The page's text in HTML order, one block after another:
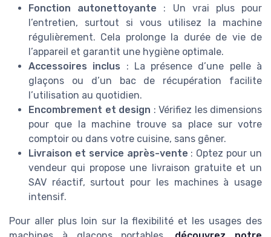
Fonction autonettoyante : Un vrai plus pour
l’entretien, surtout si vous utilisez la machine
régulièrement. Cela prolonge la durée de vie de
l’appareil et garantit une hygiène optimale.
Accessoires inclus : La présence d’une pelle à
glaçons ou d’un bac de récupération facilite
l’utilisation au quotidien.
Encombrement et design : Vérifiez les dimensions
pour que la machine trouve sa place sur votre
comptoir ou dans votre cuisine, sans gêner.
Livraison et service après-vente : Optez pour un
vendeur qui propose une livraison gratuite et un
SAV réactif, surtout pour les machines à usage
intensif.
Pour aller plus loin sur la flexibilité et les usages des